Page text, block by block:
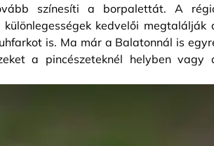
színesíti a borpalettát. A
kedvelői megtalálják
is. Ma már a Balatonnál is
a pincészeteknél helyben vagy